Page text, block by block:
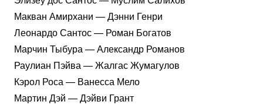
Макван Амирхани — Дэнни Генри
Леонардо Сантос — Роман Богатов
Марчин Тыбура — Александр Романов
Раулиан Пэйва — Жалгас Жумагулов
Кэрол Роса — Ванесса Мело
Мартин Дэй — Дэйви Грант